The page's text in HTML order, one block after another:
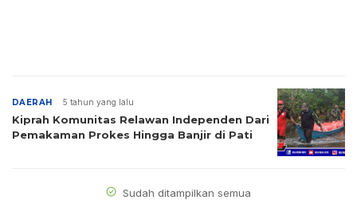
DAERAH 5 tahun yang lalu
Kiprah Komunitas Relawan Independen Dari
Pemakaman Prokes Hingga Banjir di Pati
Sudah ditampilkan semua